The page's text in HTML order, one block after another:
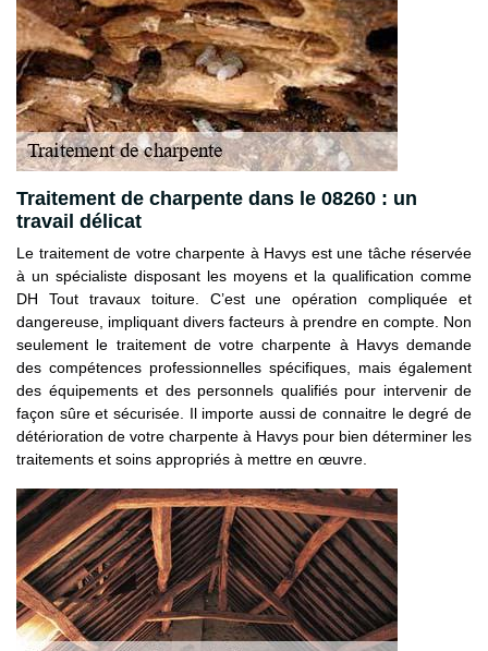
Traitement de charpente dans le 08260 : un
travail délicat
Le traitement de votre charpente à Havys est une tâche réservée
à un spécialiste disposant les moyens et la qualification comme
DH Tout travaux toiture. C’est une opération compliquée et
dangereuse, impliquant divers facteurs à prendre en compte. Non
seulement le traitement de votre charpente à Havys demande
des compétences professionnelles spécifiques, mais également
des équipements et des personnels qualifiés pour intervenir de
façon sûre et sécurisée. Il importe aussi de connaitre le degré de
détérioration de votre charpente à Havys pour bien déterminer les
traitements et soins appropriés à mettre en œuvre.